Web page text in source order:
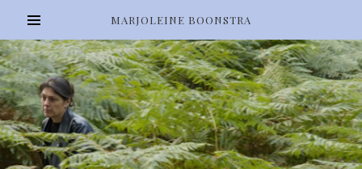
MARJOLEINE BOONSTRA